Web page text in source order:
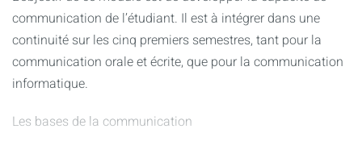
communication de l’étudiant. Il est à intégrer dans une
continuité sur les cinq premiers semestres, tant pour la
communication orale et écrite, que pour la communication
informatique.
Les bases de la communication